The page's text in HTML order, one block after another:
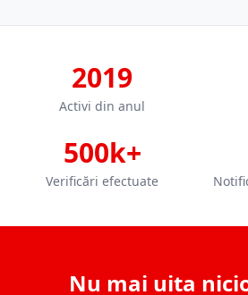
2019
Activi din anul
500k+
Verificări efectuate
Nu mai uita